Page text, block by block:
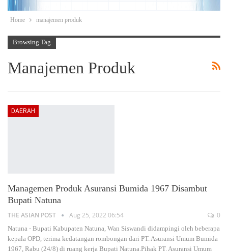
Home manajemen produk
Browsing Tag
Manajemen Produk
DAERAH
Managemen Produk Asuransi Bumida 1967 Disambut
Bupati Natuna
THE ASIAN POST Aug 25, 2022 06:54 0
Natuna - Bupati Kabupaten Natuna, Wan Siswandi didampingi oleh beberapa
kepala OPD, terima kedatangan rombongan dari PT. Asuransi Umum Bumida
1967, Rabu (24/8) di ruang kerja Bupati Natuna.Pihak PT. Asuransi Umum